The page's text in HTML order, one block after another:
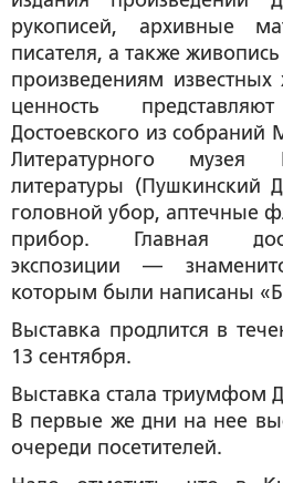
рукописей, архивные
писателя, а также
произведениям
ценность
Достоевского из собраний
Литературного музея
литературы (Пушкинский
головной убор, аптечные
прибор. Главная
экспозиции —
которым были написаны
Выставка продлится в
13 сентября.
Выставка стала триумфом
В первые же дни на нее
очереди посетителей.